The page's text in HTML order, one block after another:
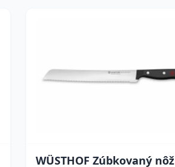
WÜSTHOF Zúbkovaný nôž